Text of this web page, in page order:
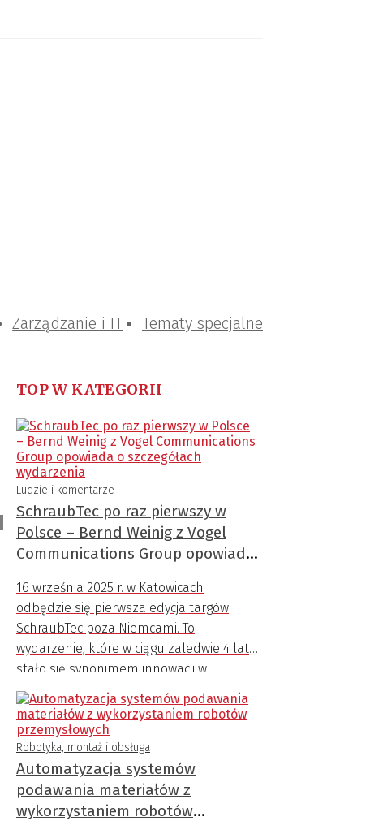
Zarządzanie i IT Tematy specjalne
TOP W KATEGORII
Ludzie i komentarze
SchraubTec po raz pierwszy w
Polsce – Bernd Weinig z Vogel
Communications Group opowiada
16 września 2025 r. w Katowicach
odbędzie się pierwsza edycja targów
SchraubTec poza Niemcami. To
wydarzenie, które w ciągu zaledwie 4 lat
stało się synonimem innowacji w
dziedzinie połączeń śrubowych.
Robotyka, montaż i obsługa
Automatyzacja systemów
podawania materiałów z
wykorzystaniem robotów